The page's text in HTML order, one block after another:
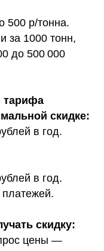
500 р/тонна.
за 1000 тонн,
до 500 000
тарифа
скидке:
в год.
в год.
скидку:
цены —